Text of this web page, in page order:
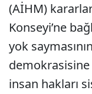
(AİHM)
Konseyi’ne
yok
demokrasisine
insan hakları